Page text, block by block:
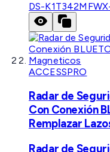
DS-
ACCESSPRO
Radar de
Con Conexión
Remplazar
Radar de